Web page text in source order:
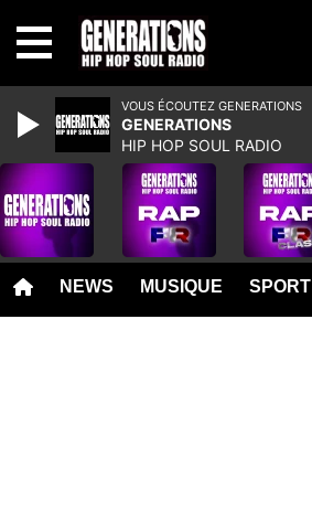
NEWS MUSIQUE SPORT
VOUS ÉCOUTEZ GENERATIONS
GENERATIONS
HIP HOP SOUL RADIO